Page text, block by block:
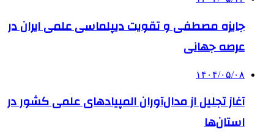
جایزه مصطفی و تقویت دیپلماسی علمی ایران در
عرصه جهانی
۱۴۰۴/۰۵/۰۸
آغاز تجلیل از مدال‌آوران المپیادهای علمی کشور در
استان‌ها